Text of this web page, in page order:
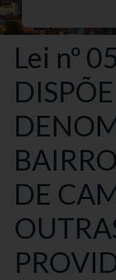
Lei nº
DE